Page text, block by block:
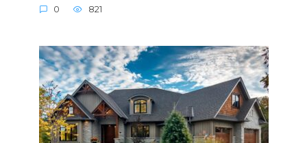
0 821